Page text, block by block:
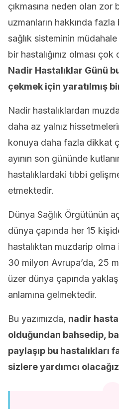
çıkmasına neden olan zor
uzmanların hakkında
sağlık sisteminin müdahale
bir hastalığınız olması
Nadir Hastalıklar Günü b
çekmek için yaratılmış
Nadir hastalıklardan
daha az yalnız
konuya daha fazla dikkat
ayının son gününde
hastalıklardaki tıbbi
etmektedir.
Dünya Sağlık Örgütünün
dünya çapında her 15
hastalıktan muzdarip
30 milyon Avrupa’da, 25
üzer dünya çapında
anlamına gelmektedir.
Bu yazımızda, nadir
olduğundan bahsedip,
paylaşıp bu hastalıkları
sizlere yardımcı